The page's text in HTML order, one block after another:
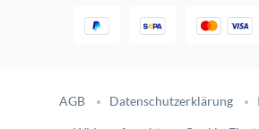
AGB Datenschutzerklärung
Gestaltung und Umsetzung des Online-